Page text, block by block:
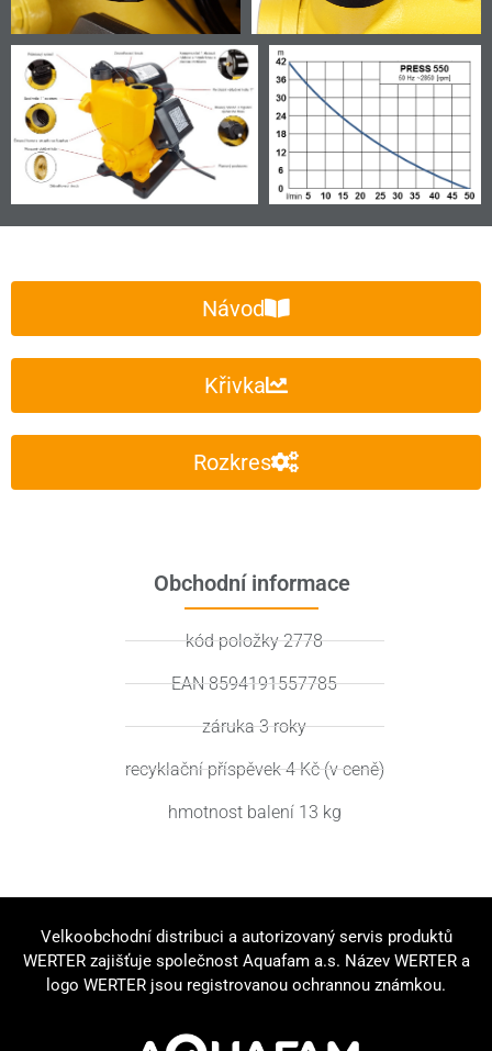
Návod
Křivka
Rozkres
Obchodní informace
kód položky 2778
EAN 8594191557785
záruka 3 roky
recyklační příspěvek 4 Kč (v ceně)
hmotnost balení 13 kg
Velkoobchodní distribuci a autorizovaný servis produktů
WERTER zajišťuje společnost Aquafam a.s. Název WERTER a
logo WERTER jsou registrovanou ochrannou známkou.